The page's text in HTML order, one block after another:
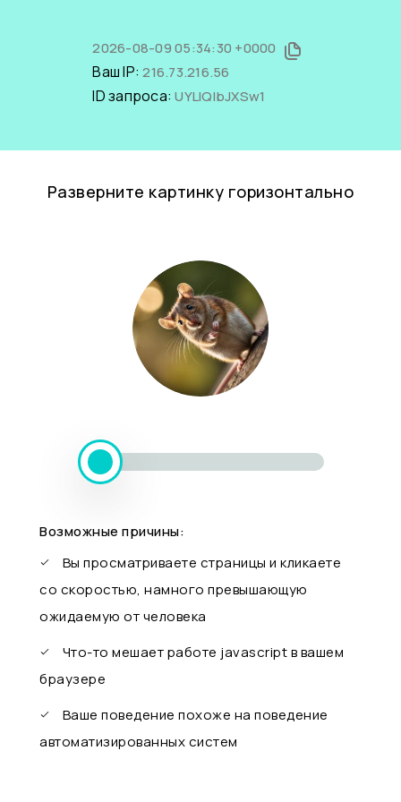
2026-08-09 05:34:30 +0000
Ваш IP:216.73.216.56
ID запроса:UYLIQlbJXSw1
Разверните картинку горизонтально
Возможные причины:
Вы просматриваете страницы и кликаете
со скоростью, намного превышающую
ожидаемую от человека
Что-то мешает работе javascript в вашем
браузере
Ваше поведение похоже на поведение
автоматизированных систем